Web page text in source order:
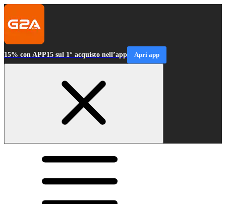
15% con APP15 sul 1° acquisto nell’app Apri app